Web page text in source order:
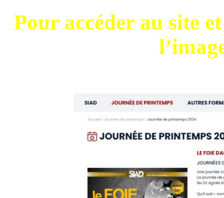
Pour accéder au site